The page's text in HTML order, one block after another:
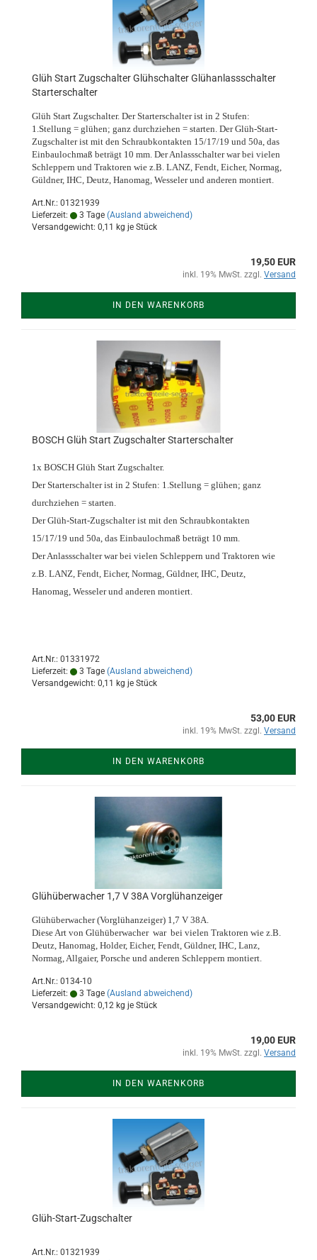
Glüh Start Zugschalter Glühschalter Glühanlassschalter
Starterschalter
Glüh Start Zugschalter. Der Starterschalter ist in 2 Stufen:
1.Stellung = glühen; ganz durchziehen = starten. Der Glüh-Start-
Zugschalter ist mit den Schraubkontakten 15/17/19 und 50a, das
Einbaulochmaß beträgt 10 mm. Der Anlassschalter war bei vielen
Schleppern und Traktoren wie z.B. LANZ, Fendt, Eicher, Normag,
Güldner, IHC, Deutz, Hanomag, Wesseler und anderen montiert.
Art.Nr.: 01321939
Lieferzeit:
3 Tage (Ausland abweichend)
Versandgewicht: 0,11 kg je Stück
19,50 EUR
inkl. 19% MwSt. zzgl. Versand
IN DEN WARENKORB
BOSCH Glüh Start Zugschalter Starterschalter
1x BOSCH Glüh Start Zugschalter.
Der Starterschalter ist in 2 Stufen: 1.Stellung = glühen; ganz
durchziehen = starten.
Der Glüh-Start-Zugschalter ist mit den Schraubkontakten
15/17/19 und 50a, das Einbaulochmaß beträgt 10 mm.
Der Anlassschalter war bei vielen Schleppern und Traktoren wie
z.B. LANZ, Fendt, Eicher, Normag, Güldner, IHC, Deutz,
Hanomag, Wesseler und anderen montiert.
Art.Nr.: 01331972
Lieferzeit:
3 Tage (Ausland abweichend)
Versandgewicht: 0,11 kg je Stück
53,00 EUR
inkl. 19% MwSt. zzgl. Versand
IN DEN WARENKORB
Glühüberwacher 1,7 V 38A Vorglühanzeiger
Glühüberwacher (Vorglühanzeiger) 1,7 V 38A.
Diese Art von Glühüberwacher war bei vielen Traktoren wie z.B.
Deutz, Hanomag, Holder, Eicher, Fendt, Güldner, IHC, Lanz,
Normag, Allgaier, Porsche und anderen Schleppern montiert.
Art.Nr.: 0134-10
Lieferzeit:
3 Tage (Ausland abweichend)
Versandgewicht: 0,12 kg je Stück
19,00 EUR
inkl. 19% MwSt. zzgl. Versand
IN DEN WARENKORB
Glüh-Start-Zugschalter
Art.Nr.: 01321939